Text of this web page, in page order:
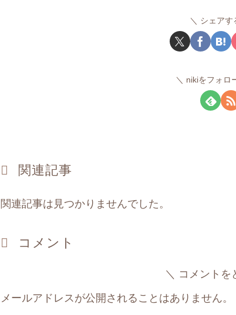
シェアす
nikiをフォロ
関連記事
関連記事は見つかりませんでした。
コメント
コメントを
メールアドレスが公開されることはありません。